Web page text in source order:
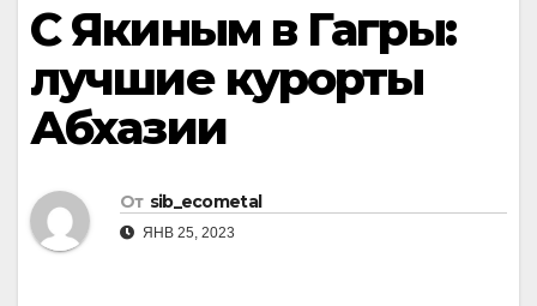
С Якиным в Гагры:
лучшие курорты
Абхазии
От sib_ecometal
ЯНВ 25, 2023